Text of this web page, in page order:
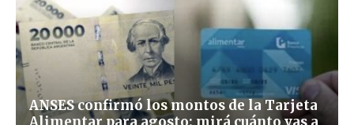
ANSES confirmó los montos de la Tarjeta